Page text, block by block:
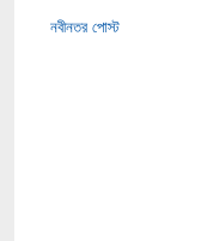
নবীনতর পোস্ট